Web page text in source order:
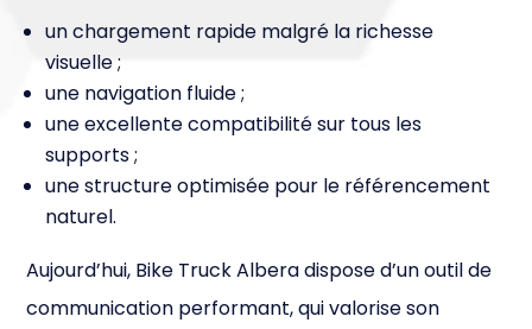
un chargement rapide malgré la richesse
visuelle ;
une navigation fluide ;
une excellente compatibilité sur tous les
supports ;
une structure optimisée pour le référencement
naturel.
Aujourd’hui, Bike Truck Albera dispose d’un outil de
communication performant, qui valorise son